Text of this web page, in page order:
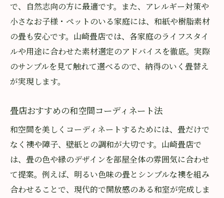
で、自然志向の方に最適です。また、アレルギー対策や
小さなお子様・ペットのいる家庭には、和紙や樹脂素材
の畳も安心です。山崎畳店では、各家庭のライフスタイ
ルや用途に合わせた素材選定のアドバイスを徹底。実際
のサンプルを見て触れて選べるので、納得のいく畳替え
が実現します。
畳店おすすめの和空間コーディネート法
和空間を美しくコーディネートするためには、畳だけで
なく襖や障子、壁紙との調和が大切です。山崎畳店で
は、畳の色や縁のデザインを部屋全体の雰囲気に合わせ
て提案。例えば、明るい色味の畳とシンプルな襖を組み
合わせることで、現代的で開放感のある和室が完成しま